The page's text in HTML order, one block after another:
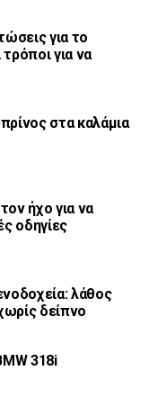
για το
για να
στα καλάμια
ήχο για να
οδηγίες
λάθος
δείπνο
318i